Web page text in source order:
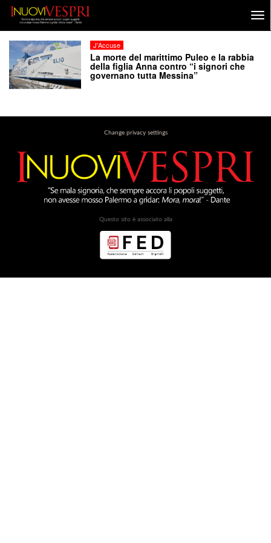
J'Accuse
La morte del marittimo Puleo e la rabbia
della figlia Anna contro “i signori che
governano tutta Messina”
Change privacy settings
Questo sito è associato alla